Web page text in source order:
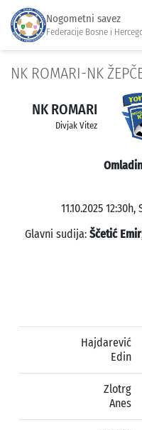
Nogometni savez
Federacije Bosne i
NK ROMARI-NK
NK ROMARI
Divjak Vitez
11.10.2025
Glavni sudija: Ščetić Emir
Hajdarević
Edin
Zlotrg
Anes